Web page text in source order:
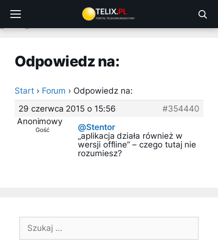
treści
Odpowiedz na:
Start › Forum › Odpowiedz na:
29 czerwca 2015 o 15:56
#354440
Anonimowy
Gość
@Stentor
„aplikacja działa również w
wersji offline” – czego tutaj nie
rozumiesz?
Szukaj: